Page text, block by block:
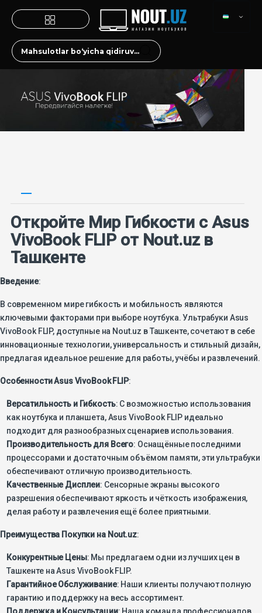
Откройте Мир Гибкости с Asus
VivoBook FLIP от Nout.uz в
Ташкенте
Введение:
В современном мире гибкость и мобильность являются
ключевыми факторами при выборе ноутбука. Ультрабуки Asus
VivoBook FLIP, доступные на Nout.uz в Ташкенте, сочетают в себе
инновационные технологии, универсальность и стильный дизайн,
предлагая идеальное решение для работы, учёбы и развлечений.
Особенности Asus VivoBook FLIP:
Версатильность и Гибкость: С возможностью использования
как ноутбука и планшета, Asus VivoBook FLIP идеально
подходит для разнообразных сценариев использования.
Производительность для Всего: Оснащённые последними
процессорами и достаточным объёмом памяти, эти ультрабуки
обеспечивают отличную производительность.
Качественные Дисплеи: Сенсорные экраны высокого
разрешения обеспечивают яркость и чёткость изображения,
делая работу и развлечения ещё более приятными.
Преимущества Покупки на Nout.uz:
Конкурентные Цены: Мы предлагаем одни из лучших цен в
Ташкенте на Asus VivoBook FLIP.
Гарантийное Обслуживание: Наши клиенты получают полную
гарантию и поддержку на весь ассортимент.